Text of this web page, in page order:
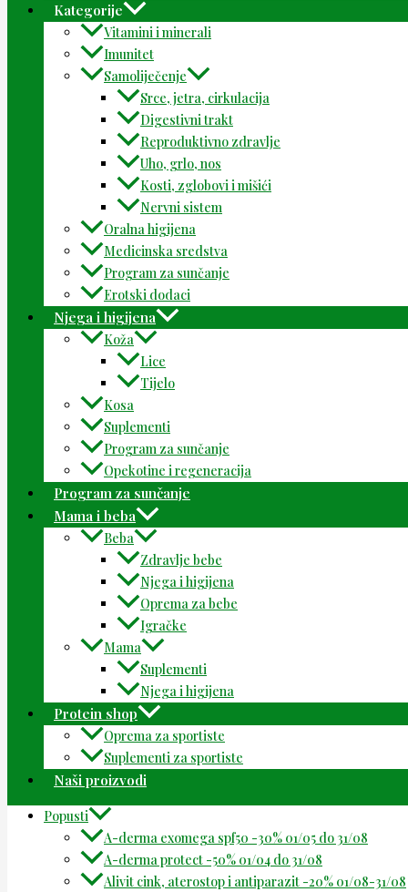
Kategorije
Vitamini i minerali
Imunitet
Samoliječenje
Srce, jetra, cirkulacija
Digestivni trakt
Reproduktivno zdravlje
Uho, grlo, nos
Kosti, zglobovi i mišići
Nervni sistem
Oralna higijena
Medicinska sredstva
Program za sunčanje
Erotski dodaci
Njega i higijena
Koža
Lice
Tijelo
Kosa
Suplementi
Program za sunčanje
Opekotine i regeneracija
Program za sunčanje
Mama i beba
Beba
Zdravlje bebe
Njega i higijena
Oprema za bebe
Igračke
Mama
Suplementi
Njega i higijena
Protein shop
Oprema za sportiste
Suplementi za sportiste
Naši proizvodi
Popusti
A-derma exomega spf50 -30% 01/05 do 31/08
A-derma protect -50% 01/04 do 31/08
Alivit cink, aterostop i antiparazit -20% 01/08-31/08